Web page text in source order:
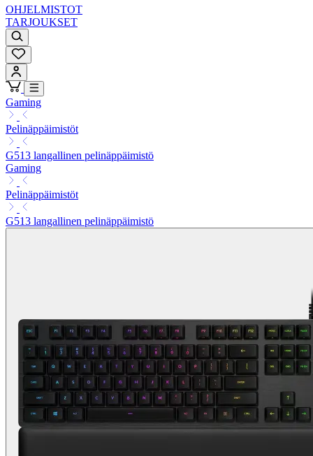
OHJELMISTOT
TARJOUKSET
Gaming
Pelinäppäimistöt
G513 langallinen pelinäppäimistö
Gaming
Pelinäppäimistöt
G513 langallinen pelinäppäimistö